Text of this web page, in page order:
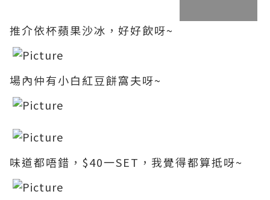
推介依杯蘋果沙冰，好好飲呀~
場內仲有小白紅豆餅窩夫呀~
味道都唔錯 ，$40一SET ，我覺得都算抵呀~